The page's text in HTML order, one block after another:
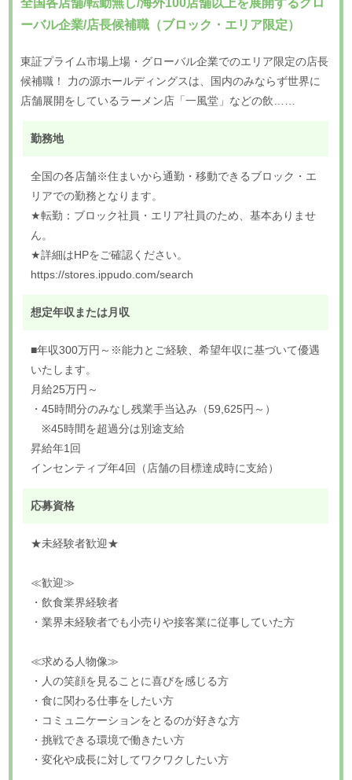
ーバル企業/店長候補職（ブロック・エリア限定）
東証プライム市場上場・グローバル企業でのエリア限定の店長
候補職！ 力の源ホールディングスは、国内のみならず世界に
店舗展開をしているラーメン店「一風堂」などの飲……
勤務地
全国の各店舗※住まいから通勤・移動できるブロック・エ
リアでの勤務となります。
★転勤：ブロック社員・エリア社員のため、基本ありませ
ん。
★詳細はHPをご確認ください。
https://stores.ippudo.com/search
想定年収または月収
■年収300万円～※能力とご経験、希望年収に基づいて優遇
いたします。
月給25万円～
・45時間分のみなし残業手当込み（59,625円～）
※45時間を超過分は別途支給
昇給年1回
インセンティブ年4回（店舗の目標達成時に支給）
応募資格
★未経験者歓迎★
≪歓迎≫
・飲食業界経験者
・業界未経験者でも小売りや接客業に従事していた方
≪求める人物像≫
・人の笑顔を見ることに喜びを感じる方
・食に関わる仕事をしたい方
・コミュニケーションをとるのが好きな方
・挑戦できる環境で働きたい方
・変化や成長に対してワクワクしたい方